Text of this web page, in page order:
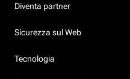
Diventa partner
Sicurezza sul Web
Tecnologia